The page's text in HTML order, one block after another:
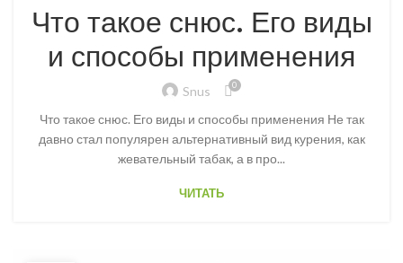
Что такое снюс. Его виды
и способы применения
Snus 0
Что такое снюс. Его виды и способы применения Не так
давно стал популярен альтернативный вид курения, как
жевательный табак, а в про...
ЧИТАТЬ